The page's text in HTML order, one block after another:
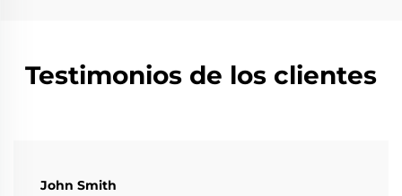
Testimonios de los clientes
John Smith